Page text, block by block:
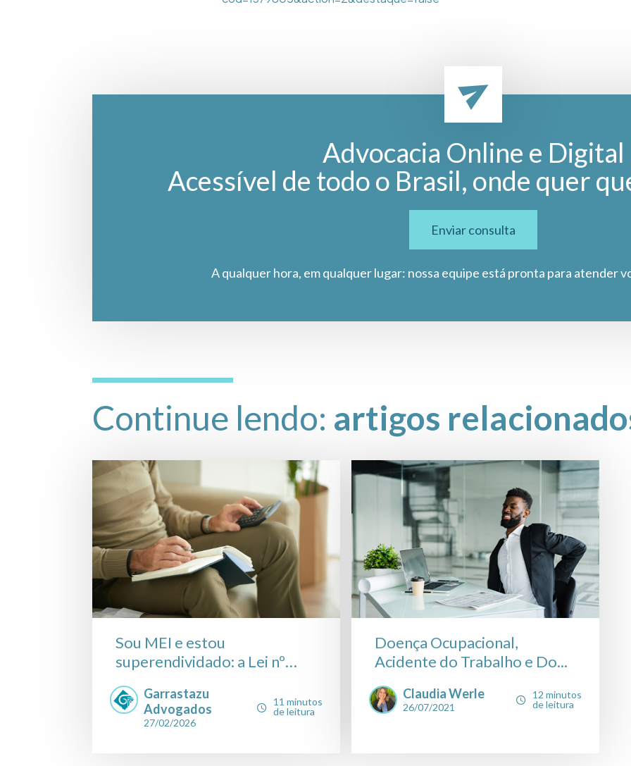
Advocacia Online e Digital
Acessível de todo o Brasil, onde quer
Enviar consulta
A qualquer hora, em qualquer lugar: nossa equipe está pronta para atender
Continue lendo: artigos
Sou MEI e estou
superendividado: a Lei nº
Garrastazu
Advogados
27/02/2026
11 minutos
de leitura
Doença Ocupacional,
Acidente do Trabalho e Do...
Claudia Werle
26/07/2021
12 minutos
de leitura